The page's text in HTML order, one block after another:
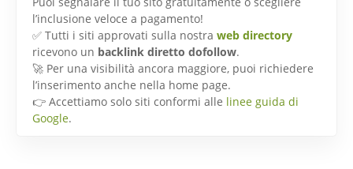
l’inclusione veloce a pagamento!
✅ Tutti i siti approvati sulla nostra web directory
ricevono un backlink diretto dofollow.
🚀 Per una visibilità ancora maggiore, puoi richiedere
l’inserimento anche nella home page.
👉 Accettiamo solo siti conformi alle linee guida di
Google.